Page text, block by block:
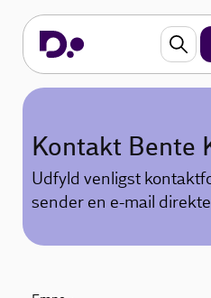
Kontakt Bente
Udfyld venligst
sender en e-mail